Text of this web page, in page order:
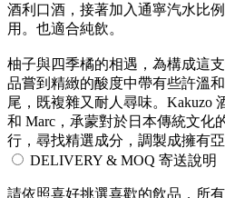
酒利口酒，接著加入通寧汽水比
用。也適合純飲。
柚子與四季橘的相遇，為構成這
品嘗到精緻的酸度中帶有些許溫
尾，既複雜又耐人尋味。Kakuzo
和 Marc，承蒙對於日本傳統文化
行，尋找精選成分，調製成擁有亞
DELIVERY & MOQ 寄送說明
請依照喜好挑選喜歡的飲品，所